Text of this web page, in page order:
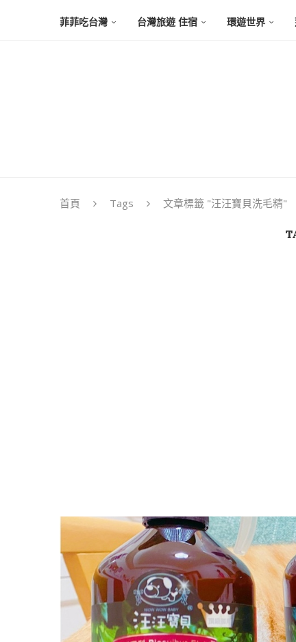
菲菲吃台灣 台灣旅遊 住宿 環遊世界
首頁 Tags 文章標籤 "汪汪寶貝洗毛精"